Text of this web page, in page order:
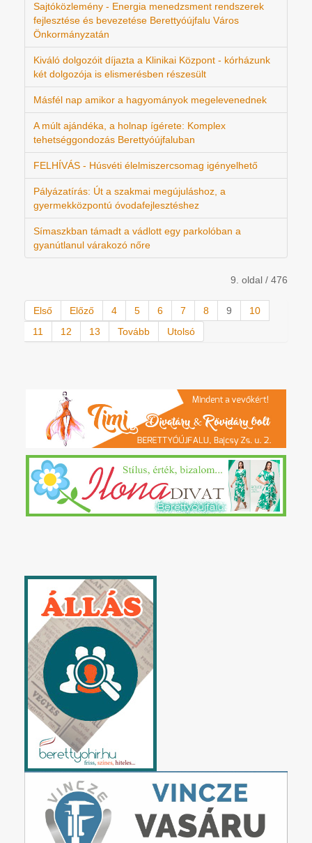
Sajtóközlemény - Energia menedzsment rendszerek
fejlesztése és bevezetése Berettyóújfalu Város
Önkormányzatán
Kiváló dolgozóit díjazta a Klinikai Központ - kórházunk
két dolgozója is elismerésben részesült
Másfél nap amikor a hagyományok megelevenednek
A múlt ajándéka, a holnap ígérete: Komplex
tehetséggondozás Berettyóújfaluban
FELHÍVÁS - Húsvéti élelmiszercsomag igényelhető
Pályázatírás: Út a szakmai megújuláshoz, a
gyermekközpontú óvodafejlesztéshez
Símaszkban támadt a vádlott egy parkolóban a
gyanútlanul várakozó nőre
9. oldal / 476
Első Előző 4 5 6 7 8 9
10
11
12 13 Tovább Utolsó